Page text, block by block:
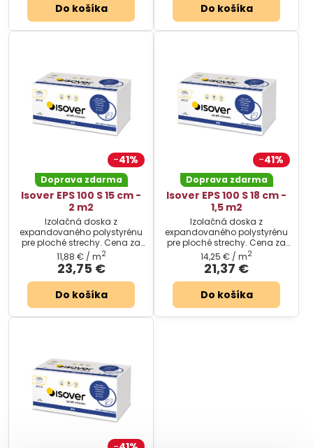
Do košíka Do košíka
41%
Doprava zdarma
Isover EPS 100 S 15 cm -
2 m2
Izolačná doska z
expandovaného polystyrénu
pre ploché strechy. Cena za
balenie.
23,75 €
11,88 € / m2
Do košíka
41%
Doprava zdarma
Isover EPS 100 S 18 cm -
1,5 m2
Izolačná doska z
expandovaného polystyrénu
pre ploché strechy. Cena za
balenie.
21,37 €
14,25 € / m2
Do košíka